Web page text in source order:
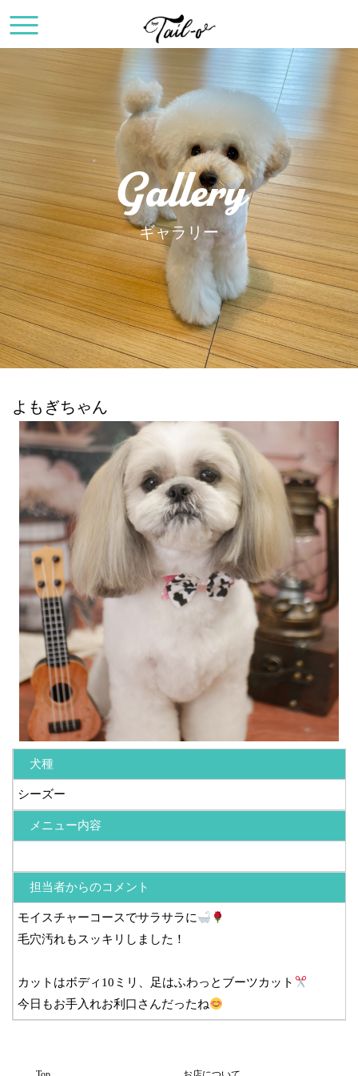
Gallery
ギャラリー
よもぎちゃん
犬種
シーズー
メニュー内容
担当者からのコメント
モイスチャーコースでサラサラに
毛穴汚れもスッキリしました！
カットはボディ10ミリ、足はふわっとブーツカット
今日もお手入れお利口さんだったね